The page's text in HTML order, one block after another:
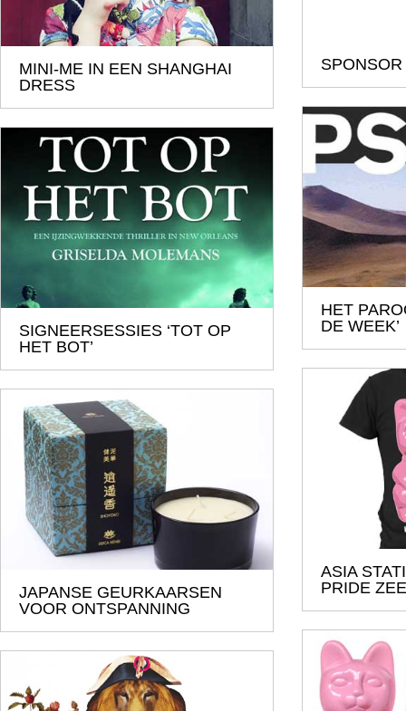
MINI-ME IN EEN SHANGHAI
DRESS
HET
DE WEEK’
SIGNEERSESSIES ‘TOT OP
HET BOT’
ASIA
PRIDE
JAPANSE GEURKAARSEN
VOOR ONTSPANNING